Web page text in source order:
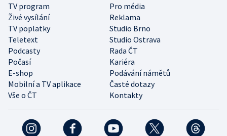
TV program
Pro média
Živé vysílání
Reklama
TV poplatky
Studio Brno
Teletext
Studio Ostrava
Podcasty
Rada ČT
Počasí
Kariéra
E-shop
Podávání námětů
Mobilní a TV aplikace
Časté dotazy
Vše o ČT
Kontakty